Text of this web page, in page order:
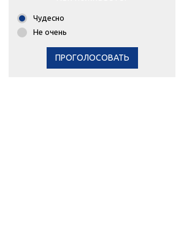
Чудесно
Не очень
ПРОГОЛОСОВАТЬ